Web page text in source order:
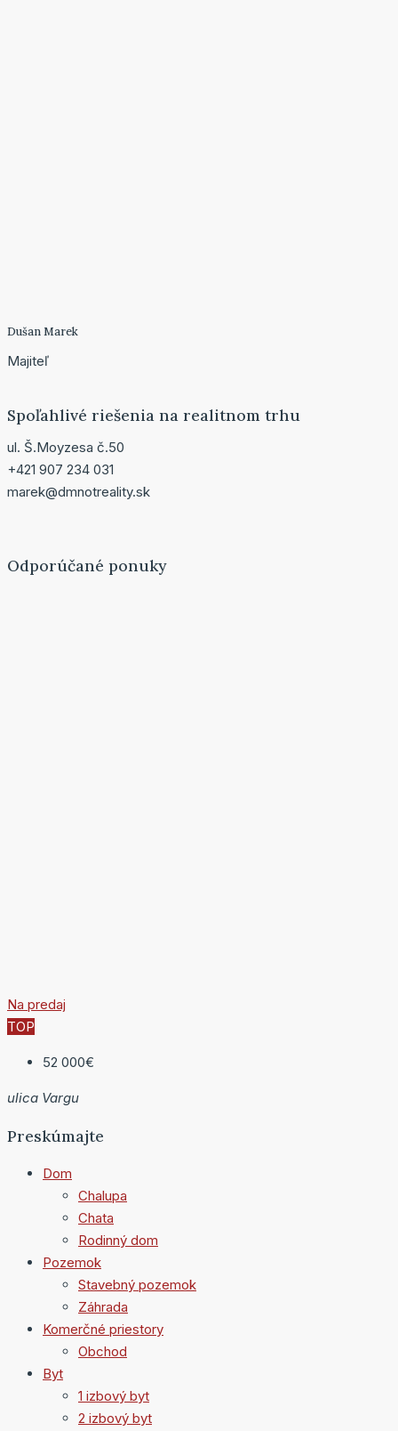
Dušan Marek
Majiteľ
Spoľahlivé riešenia na realitnom trhu
ul. Š.Moyzesa č.50
+421 907 234 031
marek@dmnotreality.sk
Odporúčané ponuky
Na predaj
TOP
52 000€
ulica Vargu
Preskúmajte
Dom
Chalupa
Chata
Rodinný dom
Pozemok
Stavebný pozemok
Záhrada
Komerčné priestory
Obchod
Byt
1 izbový byt
2 izbový byt